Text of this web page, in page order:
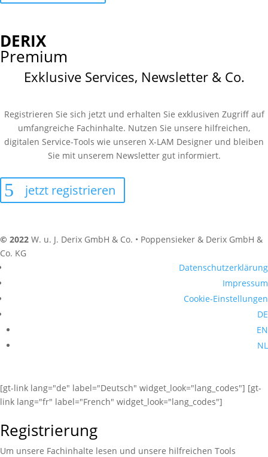
DERIX
Premium
Exklusive Services, Newsletter & Co.
Registrieren Sie sich jetzt und erhalten Sie exklusiven Zugriff auf
umfangreiche Fachinhalte. Nutzen Sie unsere hilfreichen,
digitalen Service-Tools wie unseren X-LAM Designer und bleiben
Sie mit unserem Newsletter gut informiert.
jetzt registrieren
© 2022 W. u. J. Derix GmbH & Co. • Poppensieker & Derix GmbH &
Co. KG
Datenschutzerklärung
Impressum
Cookie-Einstellungen
DE
EN
NL
[gt-link lang="de" label="Deutsch" widget_look="lang_codes"] [gt-
link lang="fr" label="French" widget_look="lang_codes"]
Registrierung
Um unsere Fachinhalte lesen und unsere hilfreichen Tools